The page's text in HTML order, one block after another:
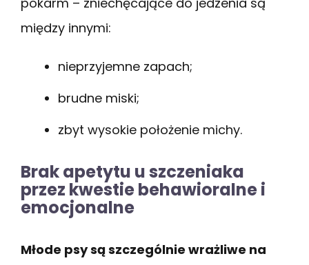
między innymi:
nieprzyjemne zapach;
brudne miski;
zbyt wysokie położenie michy.
Brak apetytu u szczeniaka
przez kwestie behawioralne i
emocjonalne
Młode psy są szczególnie wrażliwe na